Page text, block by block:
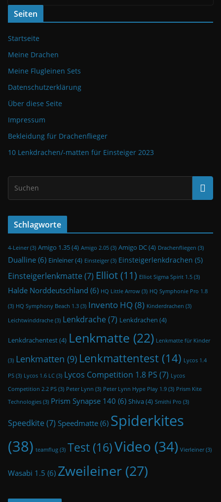
Seiten
Startseite
Meine Drachen
Meine Flugleinen Sets
Datenschutzerklärung
Über diese Seite
Impressum
Bekleidung für Drachenflieger
10 Lenkdrachen/-matten für Einsteiger 2023
Schlagworte
4-Leiner(3) Amigo 1.35(4) Amigo 2.05 (3) Amigo DC(4) Drachenfliegen (3)
Dualline(6) Einleiner(4) Einsteiger(3) Einsteigerlenkdrachen (5)
Einsteigerlenkmatte (7) Elliot(11) Elliot Sigma Spirit 1.5 (3)
Halde Norddeutschland (6) HQ Little Arrow (3) HQ Symphonie Pro 1.8
(3) HQ Symphony Beach 1.3 (3) Invento HQ(8) Kinderdrachen (3)
Leichtwinddrache (3) Lenkdrache (7) Lenkdrachen (4)
Lenkdrachentest(4) Lenkmatte (22) Lenkmatte für Kinder
(3) Lenkmatten (9) Lenkmattentest (14) Lycos 1.4
PS (3) Lycos 1.6 LC (3) Lycos Competition 1.8 PS (7) Lycos
Competition 2.2 PS (3) Peter Lynn (3) Peter Lynn Hype Play 1.9 (3) Prism Kite
Technologies (3) Prism Synapse 140 (6) Shiva(4) Smithi Pro (3)
Speedkite (7) Speedmatte(6) Spiderkites
(38) teamflug (3) Test (16)Video (34) Vierleiner(3)
Wasabi 1.5 (6) Zweileiner (27)